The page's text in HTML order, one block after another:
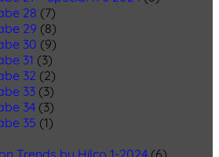
28 (7)
29 (8)
30 (9)
31 (3)
32 (2)
33 (3)
34 (3)
35 (1)
Trends by Hilco 1-2024 (6)